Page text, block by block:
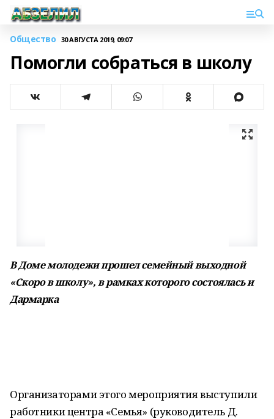
Общество 30 АВГУСТА 2019, 09:07
Помогли собраться в школу
В Доме молодежи прошел семейный выходной
«Скоро в школу», в рамках которого состоялась и
Дармарка
Организаторами этого мероприятия выступили
работники центра «Семья» (руководитель Д.